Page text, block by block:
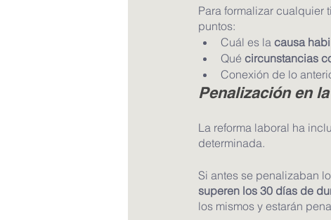
Para formalizar cualquier
puntos:
Cuál es la causa
Qué circunstancias
Conexión de lo
Penalización en
La reforma laboral ha
determinada.
Si antes se penalizaban
superen los 30 días de
los mismos y estarán